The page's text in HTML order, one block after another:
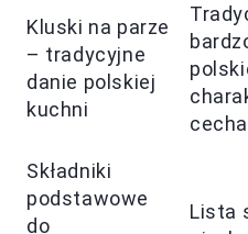
Kluski na parze
– tradycyjne
danie polskiej
kuchni
Składniki
podstawowe
do
Lista